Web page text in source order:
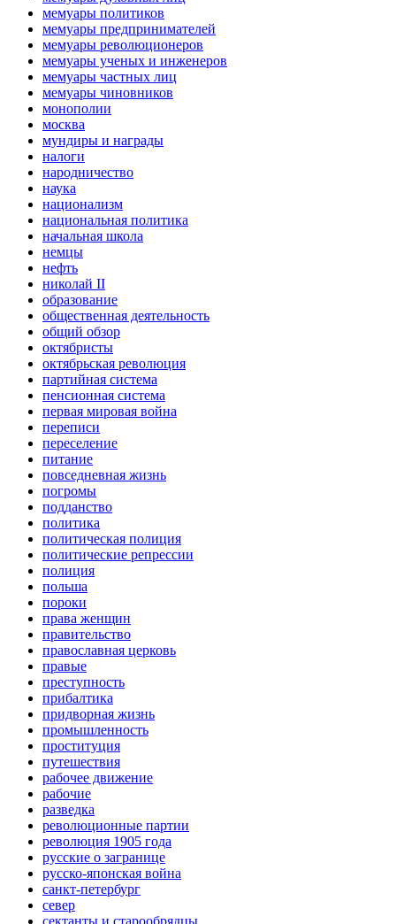
мемуары политиков
мемуары предпринимателей
мемуары революционеров
мемуары ученых и инженеров
мемуары частных лиц
мемуары чиновников
монополии
москва
мундиры и награды
налоги
народничество
наука
национализм
национальная политика
начальная школа
немцы
нефть
николай II
образование
общественная деятельность
общий обзор
октябристы
октябрьская революция
партийная система
пенсионная система
первая мировая война
переписи
переселение
питание
повседневная жизнь
погромы
подданство
политика
политическая полиция
политические репрессии
полиция
польша
пороки
права женщин
правительство
православная церковь
правые
преступность
прибалтика
придворная жизнь
промышленность
проституция
путешествия
рабочее движение
рабочие
разведка
революционные партии
революция 1905 года
русские о загранице
русско-японская война
санкт-петербург
север